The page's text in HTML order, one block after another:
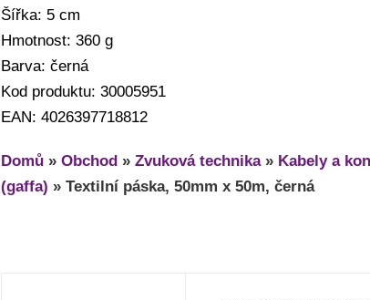
Šířka: 5 cm
Hmotnost: 360 g
Barva: černá
Kod produktu: 30005951
EAN: 4026397718812
Domů » Obchod » Zvuková technika» Kabely a
(gaffa) » Textilní páska, 50mm x 50m, černá